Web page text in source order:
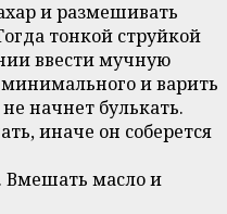
и размешивать
тонкой струйкой
ввести мучную
и варить
начнет булькать.
иначе он соберется
Вмешать масло и